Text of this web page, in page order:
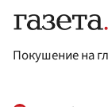
Покушение на